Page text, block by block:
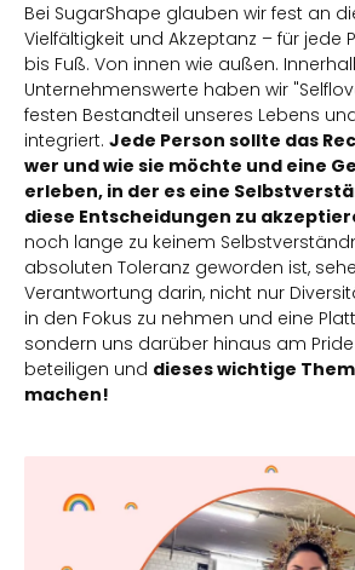
Bei SugarShape glauben wir fest an
Vielfältigkeit und Akzeptanz – für jede
bis Fuß. Von innen wie außen.
Unternehmenswerte haben wir
festen Bestandteil unseres Lebens
integriert. Jede Person sollte das
wer und wie sie möchte und eine
erleben, in der es eine
diese Entscheidungen zu
noch lange zu keinem
absoluten Toleranz geworden ist,
Verantwortung darin, nicht nur
in den Fokus zu nehmen und eine
sondern uns darüber hinaus am
beteiligen und dieses wichtige
machen!